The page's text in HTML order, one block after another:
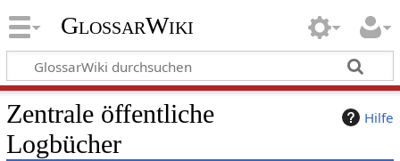
GlossarWiki
Hilfe
Zentrale öffentliche
Logbücher